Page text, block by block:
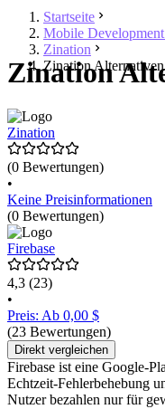
Startseite
Mobile
Zination
Zination Alternativen
Zination
Zination
(0 Bewertungen)
•
Keine Preisinformationen
(0 Bewertungen)
Firebase
4,3 (23)
•
Preis: Ab 0,00 $
(23 Bewertungen)
Direkt vergleichen
Firebase ist eine Google-
Echtzeit-Fehlerbehebung
Nutzer bezahlen nur für